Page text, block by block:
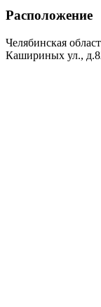
Расположение
Челябинская
Кашириных ул.,